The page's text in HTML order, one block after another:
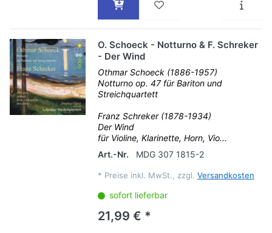
O. Schoeck - Notturno & F. Schreker
- Der Wind
Othmar Schoeck (1886-1957)
Notturno op. 47 für Bariton und
Streichquartett
Franz Schreker (1878-1934)
Der Wind
für Violine, Klarinette, Horn, Vio...
Art.-Nr.
MDG 307 1815-2
* Preise inkl. MwSt., zzgl. Versandkosten
sofort lieferbar
21,99 € *